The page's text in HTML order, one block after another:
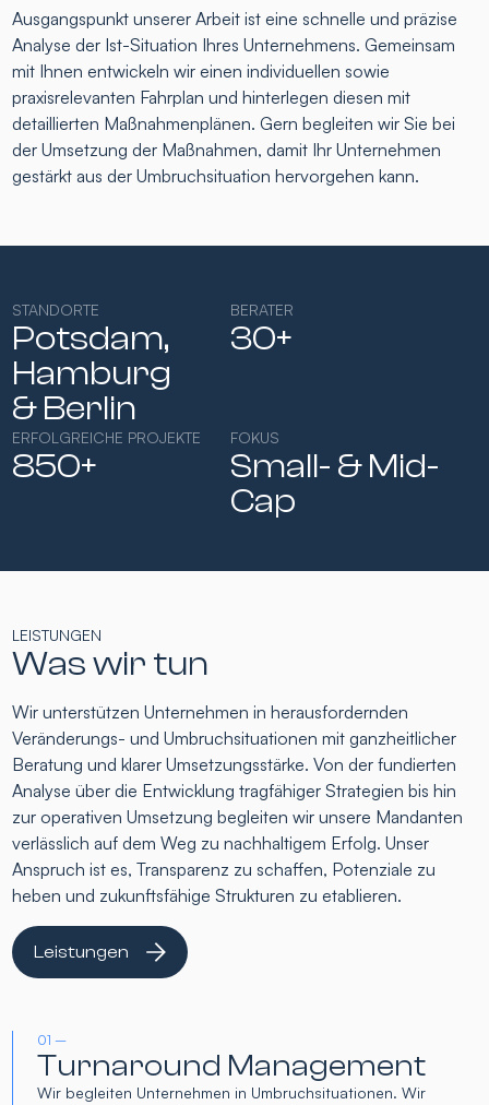
Ausgangspunkt unserer Arbeit ist eine schnelle und präzise
Analyse der Ist-Situation Ihres Unternehmens. Gemeinsam
mit Ihnen entwickeln wir einen individuellen sowie
praxisrelevanten Fahrplan und hinterlegen diesen mit
detaillierten Maßnahmenplänen. Gern begleiten wir Sie bei
der Umsetzung der Maßnahmen, damit Ihr Unternehmen
gestärkt aus der Umbruchsituation hervorgehen kann.
STANDORTE
Potsdam,
Hamburg​
& Berlin
BERATER
30+
ERFOLGREICHE PROJEKTE
850+
FOKUS
Small- & Mid-
Cap​
LEISTUNGEN
Was wir tun
Wir unterstützen Unternehmen in herausfordernden
Veränderungs- und Umbruchsituationen mit ganzheitlicher
Beratung und klarer Umsetzungsstärke. Von der fundierten
Analyse über die Entwicklung tragfähiger Strategien bis hin
zur operativen Umsetzung begleiten wir unsere Mandanten
verlässlich auf dem Weg zu nachhaltigem Erfolg. Unser
Anspruch ist es, Transparenz zu schaffen, Potenziale zu
heben und zukunftsfähige Strukturen zu etablieren.
Leistungen
01 –
Turnaround Management
Wir begleiten Unternehmen in Umbruchsituationen. Wir